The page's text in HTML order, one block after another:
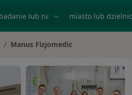
Manus Fizjomedic